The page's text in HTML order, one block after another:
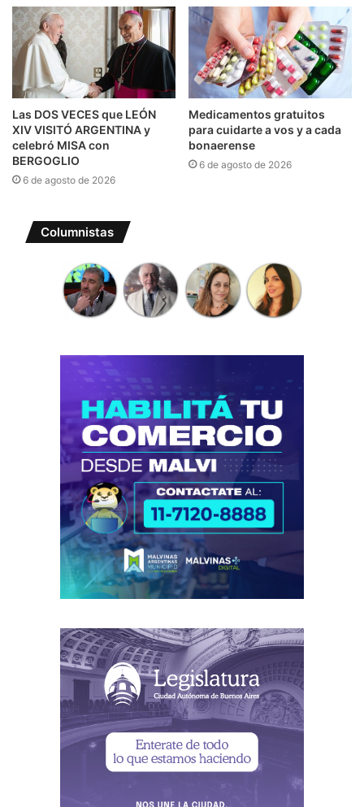
Las DOS VECES que LEÓN
XIV VISITÓ ARGENTINA y
celebró MISA con
BERGOGLIO
6 de agosto de 2026
Medicamentos gratuitos
para cuidarte a vos y a cada
bonaerense
6 de agosto de 2026
Columnistas